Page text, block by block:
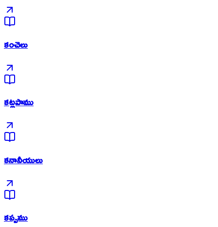
కంచెలు
కట్లపాము
కనానీయులు
కప్పము